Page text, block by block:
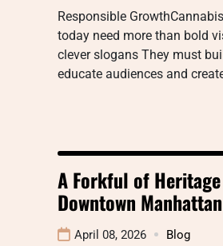
Responsible
today need more than bold
clever slogans They must
educate audiences and
A Forkful of
Downtown Manhattan
April 08, 2026 Blog